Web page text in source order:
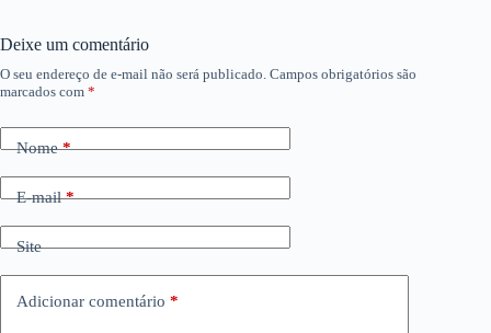
Deixe um comentário
O seu endereço de e-mail não será publicado. Campos obrigatórios são
marcados com *
Nome*
E-mail*
Site
Adicionar comentário *